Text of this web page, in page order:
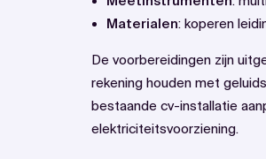
Materialen: koperen
De voorbereidingen zijn
rekening houden met
bestaande cv-installatie
elektriciteitsvoorziening.